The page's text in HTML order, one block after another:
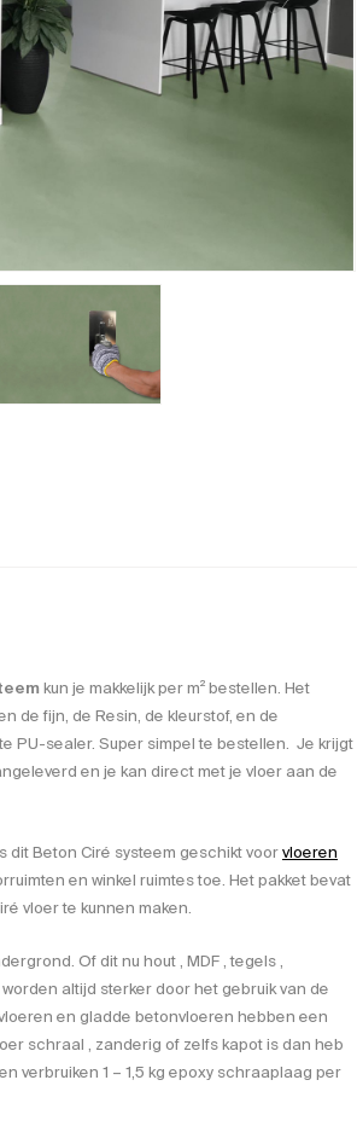
kun je makkelijk per m² bestellen. Het
de fijn, de Resin, de kleurstof, en de
PU-sealer. Super simpel te bestellen. Je krijgt
en je kan direct met je vloer aan de
dit Beton Ciré systeem geschikt voorvloeren
en winkel ruimtes toe. Het pakket bevat
vloer te kunnen maken.
Of dit nu hout , MDF , tegels ,
altijd sterker door het gebruik van de
en gladde betonvloeren hebben een
schraal , zanderig of zelfs kapot is dan heb
verbruiken 1 – 1,5 kg epoxy schraaplaag per